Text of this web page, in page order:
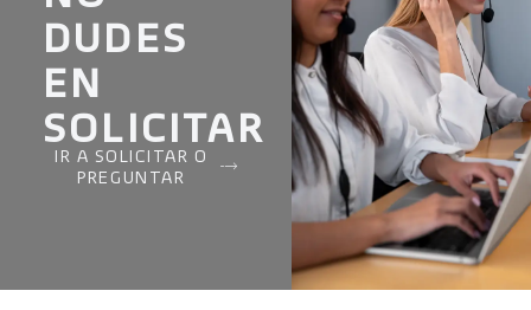
DUDES
EN
SOLICITAR
IR A SOLICITAR O
PREGUNTAR